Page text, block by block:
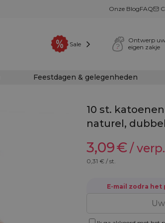
Onze BlogFAQ
Sale
Ontwerp
eigen zakje
Feestdagen & gelegenheden
10 st.
naturel,
3,09€/ verp.
0,31 € / st.
E-mail zodra